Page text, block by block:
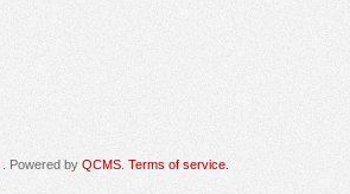
. Powered by QCMS Terms of service.